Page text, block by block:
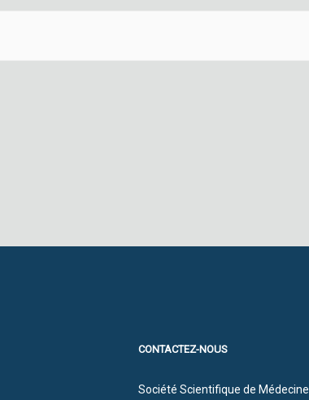
CONTACTEZ-NOUS
Société Scientifique de Médecine